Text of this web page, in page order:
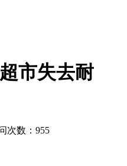
市失去耐
次数：955